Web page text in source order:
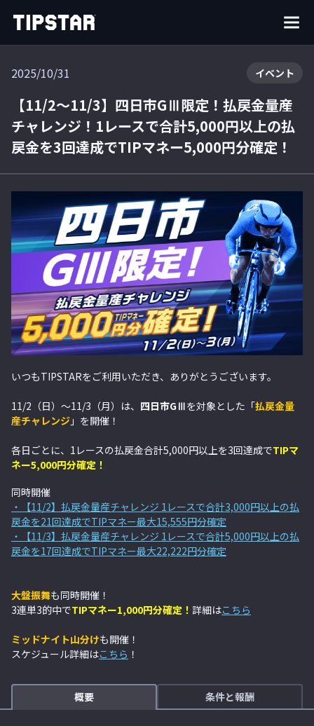
2025/10/31 イベント
【11/2～11/3】四日市GⅢ限定！払戻金量産
チャレンジ！1レースで合計5,000円以上の払
戻金を3回達成でTIPマネー5,000円分確定！
いつもTIPSTARをご利用いただき、ありがとうございます。
11/2（日）～11/3（月）は、 四日市GⅢを対象とした「払戻金量
産チャレンジ 」を開催！
各日ごとに、1レースの払戻金合計5,000円以上を3回達成でTIPマ
ネー5,000円分確定！
同時開催
・【11/2】払戻金量産チャレンジ 1レースで合計3,000円以上の払
戻金を21回達成でTIPマネー最大15,555円分確定
・【11/3】払戻金量産チャレンジ 1レースで合計5,000円以上の払
戻金を17回達成でTIPマネー最大22,222円分確定
大盤振舞も同時開催！
3連単3的中でTIPマネー1,000円分確定！ 詳細はこちら
ミッドナイト山分けも開催！
スケジュール詳細はこちら ！
概要 条件と報酬